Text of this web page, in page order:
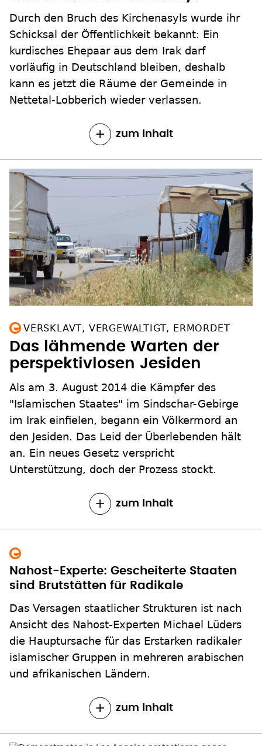
Durch den Bruch des Kirchenasyls wurde ihr
Schicksal der Öffentlichkeit bekannt: Ein
kurdisches Ehepaar aus dem Irak darf
vorläufig in Deutschland bleiben, deshalb
kann es jetzt die Räume der Gemeinde in
Nettetal-Lobberich wieder verlassen.
zum Inhalt
VERSKLAVT, VERGEWALTIGT, ERMORDET
Das lähmende Warten der
perspektivlosen Jesiden
Als am 3. August 2014 die Kämpfer des
"Islamischen Staates" im Sindschar-Gebirge
im Irak einfielen, begann ein Völkermord an
den Jesiden. Das Leid der Überlebenden hält
an. Ein neues Gesetz verspricht
Unterstützung, doch der Prozess stockt.
zum Inhalt
Nahost-Experte: Gescheiterte Staaten
sind Brutstätten für Radikale
Das Versagen staatlicher Strukturen ist nach
Ansicht des Nahost-Experten Michael Lüders
die Hauptursache für das Erstarken radikaler
islamischer Gruppen in mehreren arabischen
und afrikanischen Ländern.
zum Inhalt